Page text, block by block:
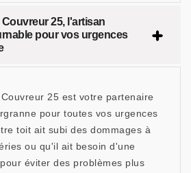
25, l'artisan
pour vos urgences
25 est votre partenaire
pour toutes vos urgences
toit ait subi des dommages à
ou qu'il ait besoin d'une
éviter des problèmes plus